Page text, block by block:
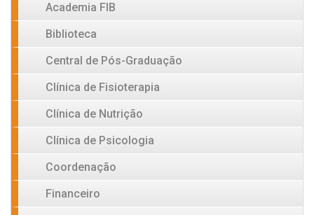
Academia FIB
Biblioteca
Central de Pós-Graduação
Clínica de Fisioterapia
Clínica de Nutrição
Clínica de Psicologia
Coordenação
Financeiro